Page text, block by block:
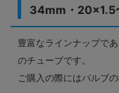
34mm・20×1.5
豊富なラインナップで
のチューブです。
ご購入の際にはバルブ